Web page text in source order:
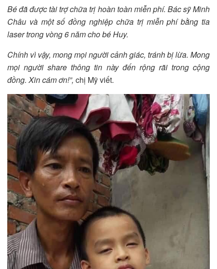
Bé đã được tài trợ chữa trị hoàn toàn miễn phí. Bác sỹ Minh
Châu và một số đồng nghiệp chữa trị miễn phíbằngtia
lasertrong vòng 6 năm cho béHuy.
Chính vì vậy, mong mọi người cảnh giác, tránh bị lừa. Mong
mọi người share thông tin này đến rộng rãi trong cộng
đồng. Xin cám ơn!”, chị Mỹ viết.